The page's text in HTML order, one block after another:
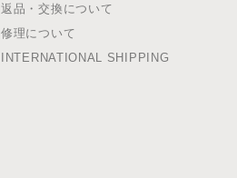
返品・交換について
修理について
INTERNATIONAL SHIPPING